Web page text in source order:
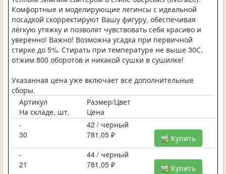
Комфортные и моделирующие легинсы с идеальной
посадкой скорректируют Вашу фигуру, обеспечивая
лёгкую утяжку и позволят чувствовать себя красиво и
уверенно! Важно! Возможна усадка при первичной
стирке до 5%. Стирать при температуре не выше 30С,
отжим 800 оборотов и никакой сушки в сушилке!
Указанная цена уже включает все дополнительные
сборы.
Артикул
Размер/Цвет
На складе, шт.
Цена
-
42 / черный
30
781,05 ₽
Купить
-
44 / черный
21
781,05 ₽ Купить